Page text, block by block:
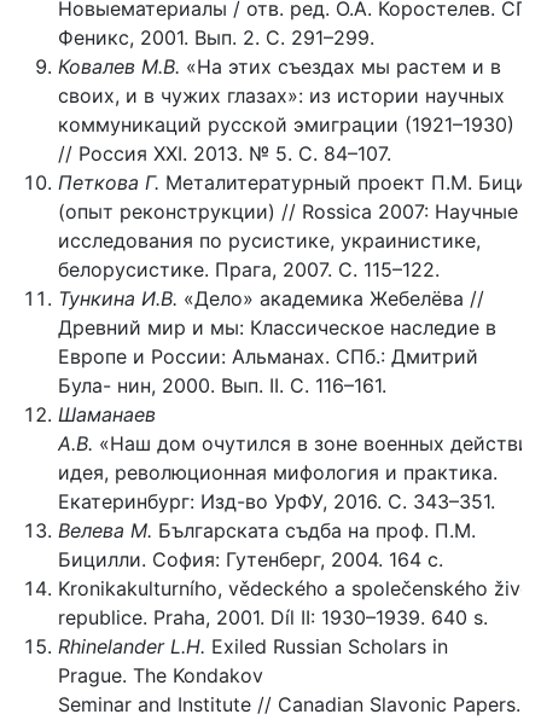
Новыематериалы / отв. ред. О.А. Коростелев.
Феникс, 2001. Вып. 2. С. 291–299.
Ковалев М.В. «На этих съездах мы растем и в
своих, и в чужих глазах»: из истории научных
коммуникаций русской эмиграции (1921–1930)
// Россия XXI. 2013. № 5. С. 84–107.
Петкова Г. Металитературный проект П.М.
(опыт реконструкции) // Rossica 2007: Научные
исследования по русистике, украинистике,
белорусистике. Прага, 2007. С. 115–122.
Тункина И.В. «Дело» академика Жебелёва //
Древний мир и мы: Классическое наследие в
Европе и России: Альманах. СПб.: Дмитрий
Була- нин, 2000. Вып. II. С. 116–161.
Шаманаев
А.В. «Наш дом очутился в зоне военных
идея, революционная мифология и практика.
Екатеринбург: Изд-во УрФУ, 2016. С. 343–351.
Велева М. Българската съдба на проф. П.М.
Бицилли. София: Гутенберг, 2004. 164 с.
Kronikakulturního, vědeckého a společenského
republice. Praha, 2001. Díl II: 1930–1939. 640 s.
Rhinelander L.H. Exiled Russian Scholars in
Prague. The Kondakov
Seminar and Institute // Canadian Slavonic Papers.